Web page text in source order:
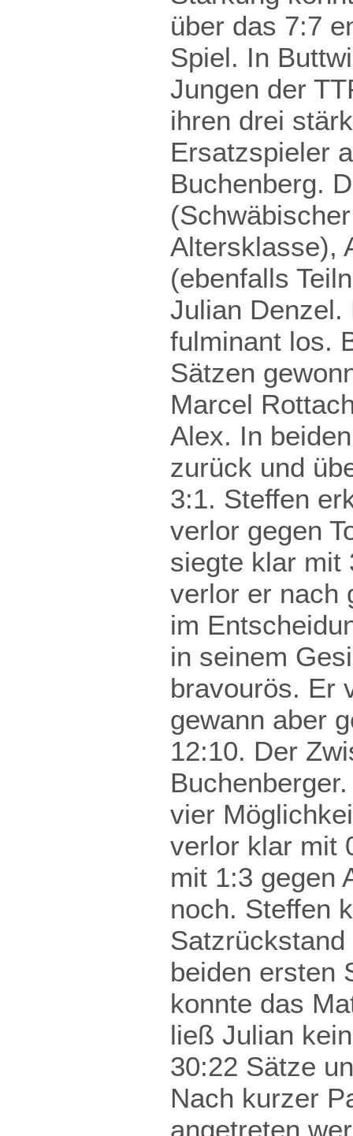
über das 7:7
Spiel. In
Jungen der
ihren drei
Ersatzspieler
Buchenberg.
Altersklasse),
(ebenfalls
Julian Denzel.
fulminant los.
Sätzen
Marcel
Alex. In
zurück und
3:1. Steffen
verlor gegen
siegte klar mit
verlor er nach
im
in seinem
bravourös. Er
gewann aber
12:10. Der
vier
verlor klar mit
mit 1:3 gegen
noch. Steffen
beiden ersten
konnte das
ließ Julian
30:22 Sätze
Nach kurzer
angetreten